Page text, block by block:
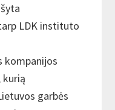
LDK instituto
kompanijos
kurią
garbės